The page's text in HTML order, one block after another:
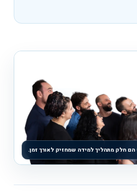
הם חלק מתהליך למידה שמחזיק לאורך זמן.